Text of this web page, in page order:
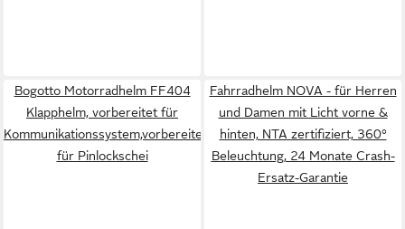
Bogotto Motorradhelm FF404
Klapphelm, vorbereitet für
Kommunikationssystem,vorbereitet
für Pinlockschei
Fahrradhelm NOVA - für Herren
und Damen mit Licht vorne &
hinten, NTA zertifiziert, 360°
Beleuchtung, 24 Monate Crash-
Ersatz-Garantie